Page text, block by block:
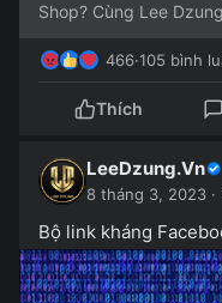
Shop? Cùng Lee
466·105 bình
Thích
LeeDzung.Vn
8 tháng 3, 2023 ·
Bộ link kháng